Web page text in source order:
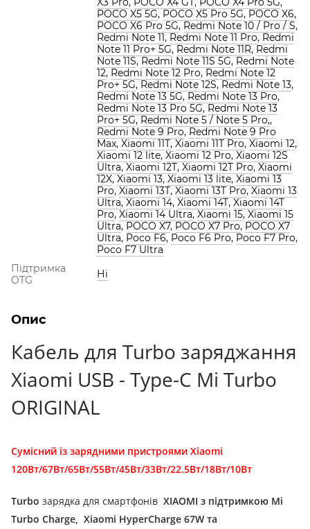
POCO X5 5G, POCO X5 Pro 5G, POCO X6,
POCO X6 Pro 5G, Redmi Note 10 / Pro / S,
Redmi Note 11, Redmi Note 11 Pro, Redmi
Note 11 Pro+ 5G, Redmi Note 11R, Redmi
Note 11S, Redmi Note 11S 5G, Redmi Note
12, Redmi Note 12 Pro, Redmi Note 12
Pro+ 5G, Redmi Note 12S, Redmi Note 13,
Redmi Note 13 5G, Redmi Note 13 Pro,
Redmi Note 13 Pro 5G, Redmi Note 13
Pro+ 5G, Redmi Note 5 / Note 5 Pro,,
Redmi Note 9 Pro, Redmi Note 9 Pro
Max, Xiaomi 11T, Xiaomi 11T Pro, Xiaomi 12,
Xiaomi 12 lite, Xiaomi 12 Pro, Xiaomi 12S
Ultra, Xiaomi 12T, Xiaomi 12T Pro, Xiaomi
12X, Xiaomi 13, Xiaomi 13 lite, Xiaomi 13
Pro, Xiaomi 13T, Xiaomi 13T Pro, Xiaomi 13
Ultra, Xiaomi 14, Xiaomi 14T, Xiaomi 14T
Pro, Xiaomi 14 Ultra, Xiaomi 15, Xiaomi 15
Ultra, POCO X7, POCO X7 Pro, POCO X7
Ultra, Poco F6, Poco F6 Pro, Poco F7 Pro,
Poco F7 Ultra
Підтримка
OTG
Ні
Опис
Кабель для Turbo заряджання
Xiaomi USB - Type-C Mi Turbo
ORIGINAL
Сумісний із зарядними пристроями Xiaomi
120Вт/67Вт/65Вт/55Вт/45Вт/33Вт/22.5Вт/18Вт/10Вт
Turbo зарядка для смартфонів XIAOMI з підтримкою Mi
Turbo Charge, Xiaomi HyperCharge 67W та